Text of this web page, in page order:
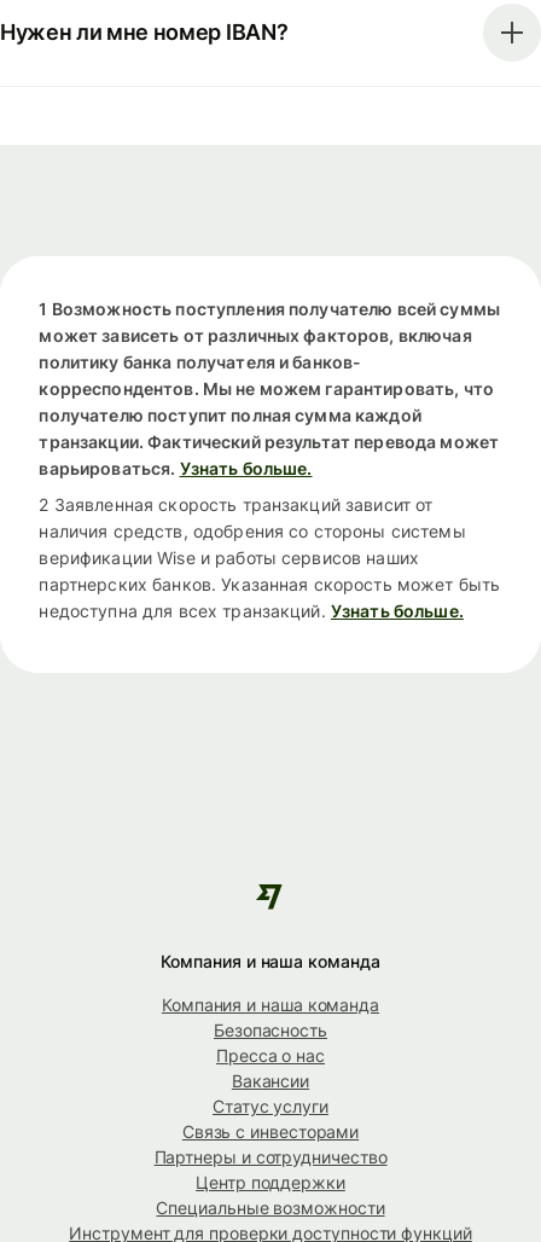
Нужен ли мне номер IBAN?
1 Возможность поступления получателю всей суммы
может зависеть от различных факторов, включая
политику банка получателя и банков-
корреспондентов. Мы не можем гарантировать, что
получателю поступит полная сумма каждой
транзакции. Фактический результат перевода может
варьироваться. Узнать больше.
2 Заявленная скорость транзакций зависит от
наличия средств, одобрения со стороны системы
верификации Wise и работы сервисов наших
партнерских банков. Указанная скорость может быть
недоступна для всех транзакций. Узнать больше.
Компания и наша команда
Компания и наша команда
Безопасность
Пресса о нас
Вакансии
Статус услуги
Связь с инвесторами
Партнеры и сотрудничество
Центр поддержки
Специальные возможности
Инструмент для проверки доступности функций